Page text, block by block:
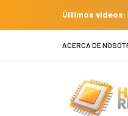
Últimos videos:
ACERCA DE